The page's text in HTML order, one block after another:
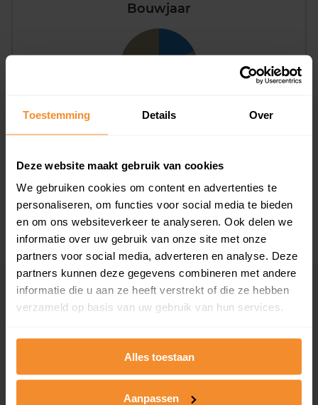
Toestemming Details Over
Deze website maakt gebruik van cookies
We gebruiken cookies om content en advertenties te
personaliseren, om functies voor social media te bieden
en om ons websiteverkeer te analyseren. Ook delen we
informatie over uw gebruik van onze site met onze
partners voor social media, adverteren en analyse. Deze
partners kunnen deze gegevens combineren met andere
informatie die u aan ze heeft verstrekt of die ze hebben
verzameld op basis van uw gebruik van hun services.
Alles toestaan
Aanpassen
Bouwjaar
T/m 1945
1946 - 1980
1981 - 2007
18%
2008 of later
0%
Inwoners
Type huishoudens